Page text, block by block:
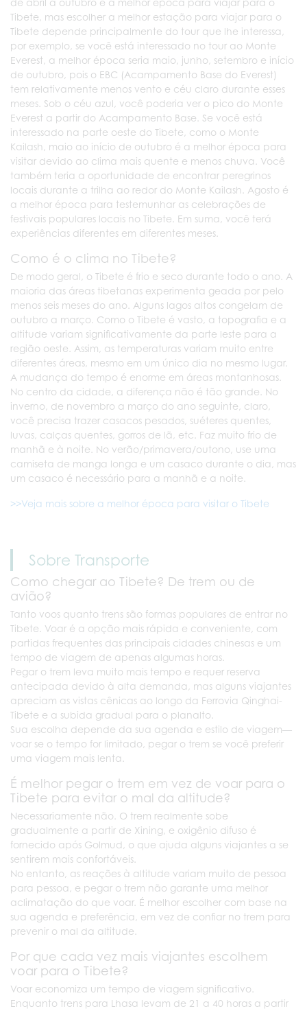
de abril a outubro é a melhor época para viajar para o
Tibete, mas escolher a melhor estação para viajar para o
Tibete depende principalmente do tour que lhe interessa,
por exemplo, se você está interessado no tour ao Monte
Everest, a melhor época seria maio, junho, setembro e início
de outubro, pois o EBC (Acampamento Base do Everest)
tem relativamente menos vento e céu claro durante esses
meses. Sob o céu azul, você poderia ver o pico do Monte
Everest a partir do Acampamento Base. Se você está
interessado na parte oeste do Tibete, como o Monte
Kailash, maio ao início de outubro é a melhor época para
visitar devido ao clima mais quente e menos chuva. Você
também teria a oportunidade de encontrar peregrinos
locais durante a trilha ao redor do Monte Kailash. Agosto é
a melhor época para testemunhar as celebrações de
festivais populares locais no Tibete. Em suma, você terá
experiências diferentes em diferentes meses.
Como é o clima no Tibete?
De modo geral, o Tibete é frio e seco durante todo o ano. A
maioria das áreas tibetanas experimenta geada por pelo
menos seis meses do ano. Alguns lagos altos congelam de
outubro a março. Como o Tibete é vasto, a topografia e a
altitude variam significativamente da parte leste para a
região oeste. Assim, as temperaturas variam muito entre
diferentes áreas, mesmo em um único dia no mesmo lugar.
A mudança do tempo é enorme em áreas montanhosas.
No centro da cidade, a diferença não é tão grande. No
inverno, de novembro a março do ano seguinte, claro,
você precisa trazer casacos pesados, suéteres quentes,
luvas, calças quentes, gorros de lã, etc. Faz muito frio de
manhã e à noite. No verão/primavera/outono, use uma
camiseta de manga longa e um casaco durante o dia, mas
um casaco é necessário para a manhã e a noite.
>>Veja mais sobre a melhor época para visitar o Tibete
Sobre Transporte
Como chegar ao Tibete? De trem ou de
avião?
Tanto voos quanto trens são formas populares de entrar no
Tibete. Voar é a opção mais rápida e conveniente, com
partidas frequentes das principais cidades chinesas e um
tempo de viagem de apenas algumas horas.
Pegar o trem leva muito mais tempo e requer reserva
antecipada devido à alta demanda, mas alguns viajantes
apreciam as vistas cênicas ao longo da Ferrovia Qinghai-
Tibete e a subida gradual para o planalto.
Sua escolha depende da sua agenda e estilo de viagem—
voar se o tempo for limitado, pegar o trem se você preferir
uma viagem mais lenta.
É melhor pegar o trem em vez de voar para o
Tibete para evitar o mal da altitude?
Necessariamente não. O trem realmente sobe
gradualmente a partir de Xining, e oxigênio difuso é
fornecido após Golmud, o que ajuda alguns viajantes a se
sentirem mais confortáveis.
No entanto, as reações à altitude variam muito de pessoa
para pessoa, e pegar o trem não garante uma melhor
aclimatação do que voar. É melhor escolher com base na
sua agenda e preferência, em vez de confiar no trem para
prevenir o mal da altitude.
Por que cada vez mais viajantes escolhem
voar para o Tibete?
Voar economiza um tempo de viagem significativo.
Enquanto trens para Lhasa levam de 21 a 40 horas a partir